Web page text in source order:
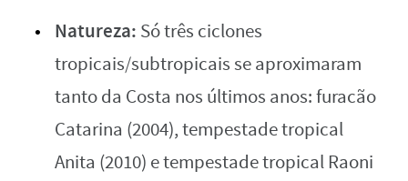
Natureza: Só três ciclones
tropicais/subtropicais se aproximaram
tanto da Costa nos últimos anos: furacão
Catarina (2004), tempestade tropical
Anita (2010) e tempestade tropical Raoni